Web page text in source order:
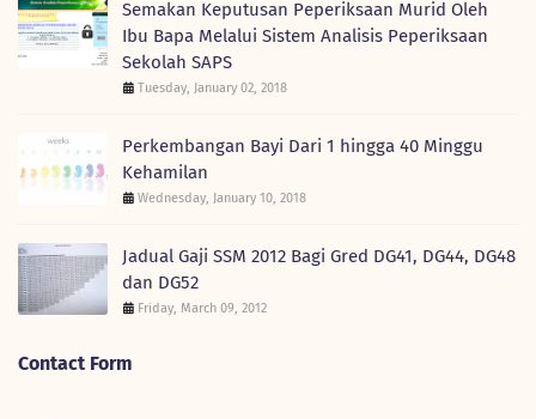
Semakan Keputusan Peperiksaan Murid Oleh
Ibu Bapa Melalui Sistem Analisis Peperiksaan
Sekolah SAPS
Tuesday, January 02, 2018
Perkembangan Bayi Dari 1 hingga 40 Minggu
Kehamilan
Wednesday, January 10, 2018
Jadual Gaji SSM 2012 Bagi Gred DG41, DG44, DG48
dan DG52
Friday, March 09, 2012
Contact Form